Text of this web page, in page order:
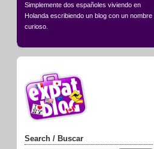
Simplemente dos españoles viviendo en
Holanda escribiendo un blog con un nombre
curioso.
Search / Buscar